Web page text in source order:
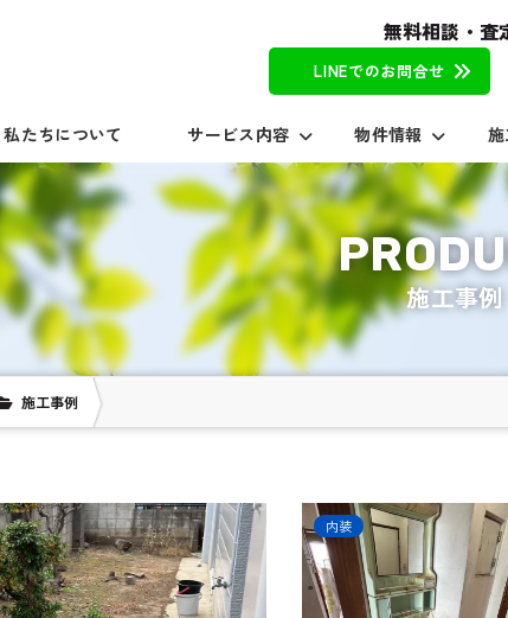
無料相談・査
LINEでのお問合せ
私たちについて サービス内容 物件情報
施工事例
施工事例
内装